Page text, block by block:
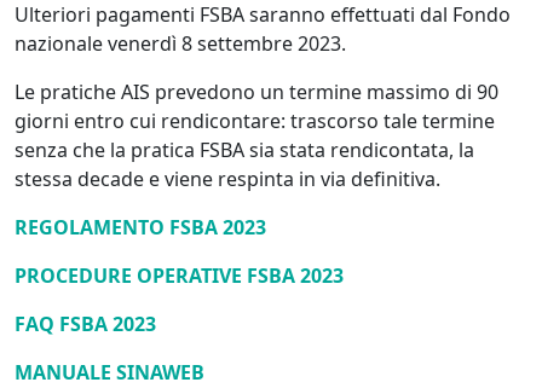
Ulteriori pagamenti FSBA saranno effettuati dal Fondo
nazionale venerdì 8 settembre 2023.
Le pratiche AIS prevedono un termine massimo di 90
giorni entro cui rendicontare: trascorso tale termine
senza che la pratica FSBA sia stata rendicontata, la
stessa decade e viene respinta in via definitiva.
REGOLAMENTO FSBA 2023
PROCEDURE OPERATIVE FSBA 2023
FAQ FSBA 2023
MANUALE SINAWEB